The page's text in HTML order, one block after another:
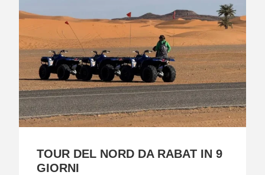
TOUR DEL NORD DA RABAT IN 9
GIORNI